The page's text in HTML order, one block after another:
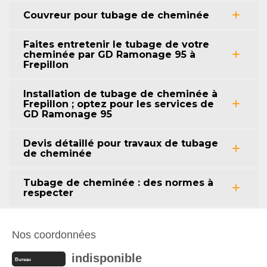
Couvreur pour tubage de cheminée
Faites entretenir le tubage de votre
cheminée par GD Ramonage 95 à
Frepillon
Installation de tubage de cheminée à
Frepillon ; optez pour les services de
GD Ramonage 95
Devis détaillé pour travaux de tubage
de cheminée
Tubage de cheminée : des normes à
respecter
Nos coordonnées
Bureau indisponible